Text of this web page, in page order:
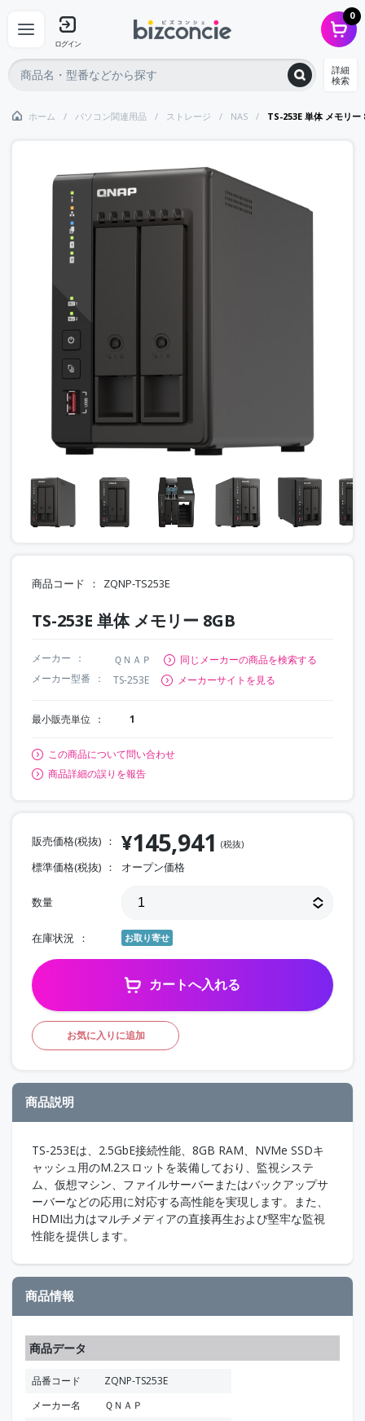
ログイン
0
詳細
検索
ホーム パソコン関連用品 ストレージ NAS TS-253E 単体 メモリー
商品コード ZQNP-TS253E
TS-253E 単体 メモリー 8GB
メーカー ＱＮＡＰ
同じメーカーの商品を検索する
メーカー型番
TS-253E メーカーサイトを見る
最小販売単位 1
この商品について問い合わせ
商品詳細の誤りを報告
販売価格(税抜) ¥145,941 (税抜)
標準価格(税抜) オープン価格
数量
在庫状況 お取り寄せ
カートへ入れる
お気に入りに追加
商品説明
TS-253Eは、2.5GbE接続性能、8GB RAM、NVMe SSDキ
ャッシュ用のM.2スロットを装備しており、監視システ
ム、仮想マシン、ファイルサーバーまたはバックアップサ
ーバーなどの応用に対応する高性能を実現します。また、
HDMI出力はマルチメディアの直接再生および堅牢な監視
性能を提供します。
商品情報
商品データ
品番コード
ZQNP-TS253E
メーカー名
ＱＮＡＰ